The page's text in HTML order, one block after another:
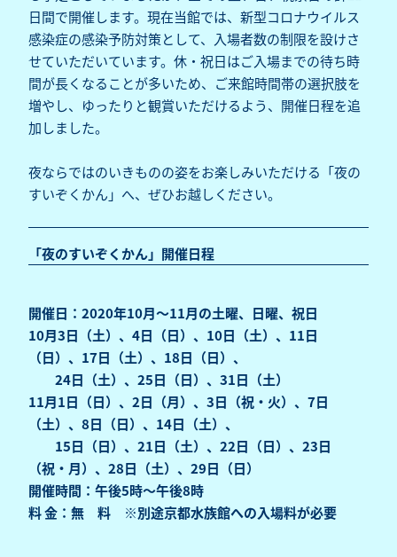
日間で開催します。現在当館では、新型コロナウイルス
感染症の感染予防対策として、入場者数の制限を設けさ
せていただいています。休・祝日はご入場までの待ち時
間が長くなることが多いため、ご来館時間帯の選択肢を
増やし、ゆったりと観賞いただけるよう、開催日程を追
加しました。
夜ならではのいきものの姿をお楽しみいただける「夜の
すいぞくかん」へ、ぜひお越しください。
「夜のすいぞくかん」開催日程
開催日：2020年10月～11月の土曜、日曜、祝日
10月3日（土）、4日（日）、10日（土）、11日
（日）、17日（土）、18日（日）、
24日（土）、25日（日）、31日（土）
11月1日（日）、2日（月）、3日（祝・火）、7日
（土）、8日（日）、14日（土）、
15日（日）、21日（土）、22日（日）、23日
（祝・月）、28日（土）、29日（日）
開催時間：午後5時～午後8時
料 金：無 料 ※別途京都水族館への入場料が必要